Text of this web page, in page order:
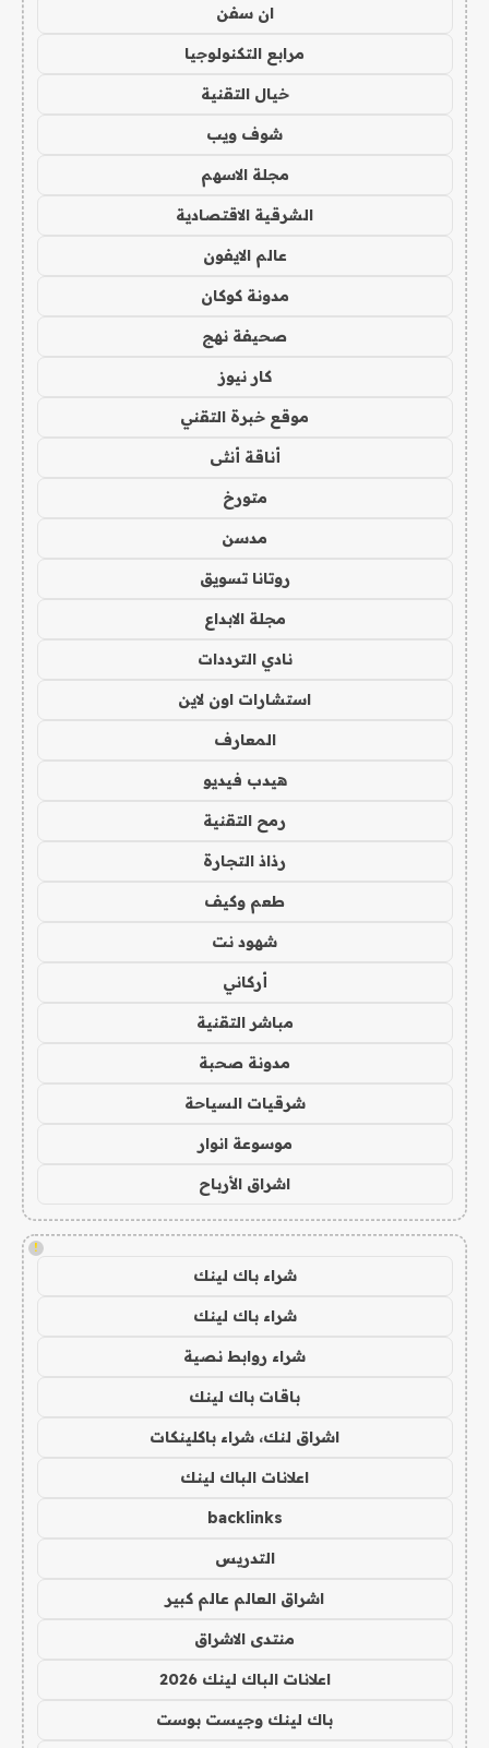
ان سفن
مرابع التكنولوجيا
خيال التقنية
شوف ويب
مجلة الاسهم
الشرقية الاقتصادية
عالم الايفون
مدونة كوكان
صحيفة نهج
كار نيوز
موقع خبرة التقني
أناقة أنثى
متورخ
مدسن
روتانا تسويق
مجلة الابداع
نادي الترددات
استشارات اون لاين
المعارف
هيدب فيديو
رمح التقنية
رذاذ التجارة
طعم وكيف
شهود نت
أركاني
مباشر التقنية
مدونة صحبة
شرقيات السياحة
موسوعة انوار
اشراق الأرباح
!
شراء باك لينك
شراء باك لينك
شراء روابط نصية
باقات باك لينك
اشراق لنك، شراء باكلينكات
اعلانات الباك لينك
backlinks
التدريس
اشراق العالم عالم كبير
منتدى الاشراق
اعلانات الباك لينك 2026
باك لينك وجيست بوست